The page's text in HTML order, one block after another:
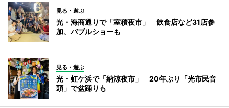
見る・遊ぶ
光・海商通りで「室積夜市」 飲食店など31店参
加、バブルショーも
見る・遊ぶ
光・虹ケ浜で「納涼夜市」 20年ぶり「光市民音
頭」で盆踊りも